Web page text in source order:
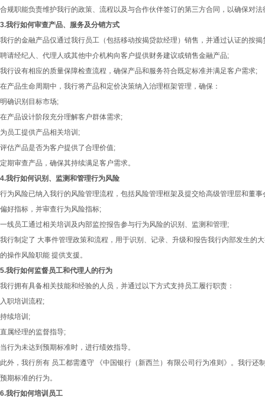
合规职能负责维护我行的政策、流程以及与合作伙伴签订的第三方合同，以确保对
3.我行如何审查产品、服务及分销方式
我行的金融产品仅通过我行员工（包括移动按揭贷款经理）销售，并通过认证的按
聘请经纪人、代理人或其他中介机构向客户提供财务建议或销售金融产品;
我行设有相应的质量保障检查流程，确保产品和服务符合既定标准并满足客户需求;
在产品生命周期中，我行将产品和定价决策纳入治理框架管理，确保：
明确识别目标市场;
在产品设计阶段充分理解客户群体需求;
为员工提供产品相关培训;
评估产品是否为客户提供了合理价值;
定期审查产品，确保其持续满足客户需求。
4.我行如何识别、监测和管理行为风险
行为风险已纳入我行的风险管理流程，包括风险管理框架及提交给高级管理层和董
偏好指标，并审查行为风险指标;
一线员工通过相关培训及内部监控报告参与行为风险的识别、监测和管理;
我行制定了 大事件管理政策和流程，用于识别、记录、升级和报告我行内部发生的
的操作风险职能 提供支援。
5.我行如何监督员工和代理人的行为
我行拥有具备相关技能和经验的人员，并通过以下方式支持员工履行职责：
入职培训流程;
持续培训;
直属经理的监督指导;
当行为未达到预期标准时，进行绩效指导。
此外，我行所有 员工都需遵守 《中国银行（新西兰）有限公司行为准则》。我行还
预期标准的行为。
6.我行如何培训员工